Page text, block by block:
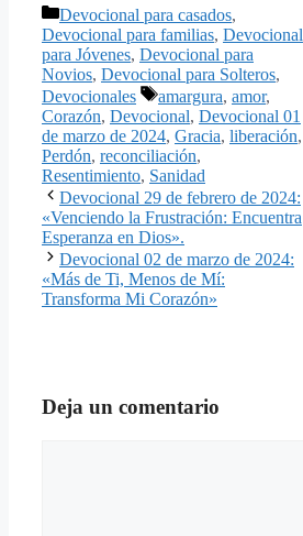
Categorías
Devocional para casados,
Devocional para familias, Devocional
para Jóvenes, Devocional para
Novios, Devocional para Solteros,
Devocionales
Etiquetas
amargura, amor,
Corazón, Devocional, Devocional 01
de marzo de 2024, Gracia, liberación,
Perdón, reconciliación,
Resentimiento, Sanidad
Devocional 29 de febrero de 2024:
«Venciendo la Frustración: Encuentra
Esperanza en Dios».
Devocional 02 de marzo de 2024:
«Más de Ti, Menos de Mí:
Transforma Mi Corazón»
Deja un comentario